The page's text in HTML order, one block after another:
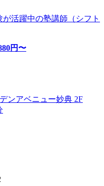
活躍中の塾講師（シフト
円〜
ンアベニュー妙典 2F